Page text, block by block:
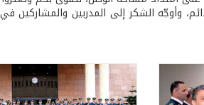
وأوجّه الشكر إلى المدربين والمشاركين في